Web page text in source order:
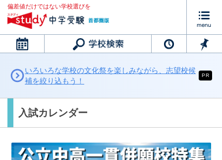
偏差値だけではない学校選びを
カレンダー
いろいろな学校の文化祭を楽しみながら、志望校候
補を絞り込もう！
PR
入試カレンダー